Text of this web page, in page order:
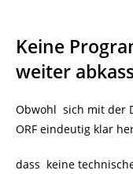
Keine
weiter
Obwohl sich mit der
ORF eindeutig klar
dass keine